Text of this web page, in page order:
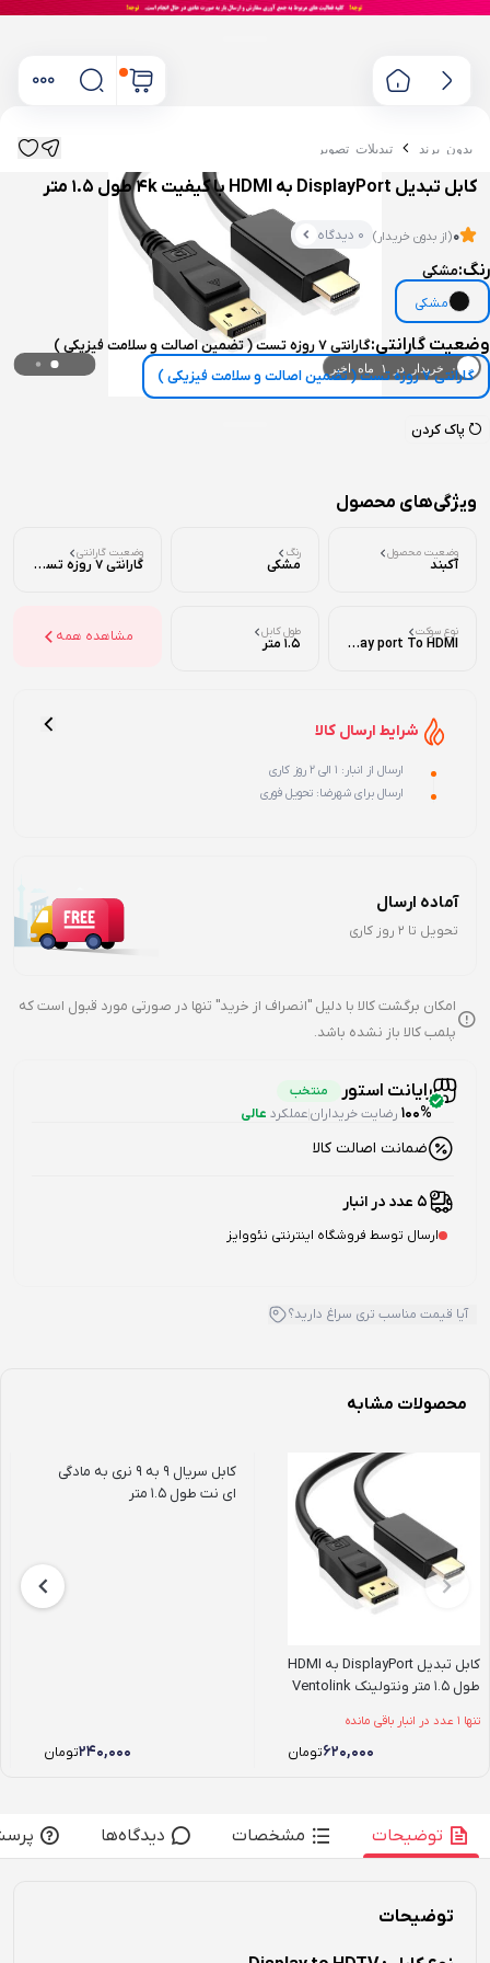
بدون برند تبدیلات تصویر
کابل تبدیل DisplayPort به HDMI با کیفیت 4k طول 1.5 متر
0(از بدون خریدار) 0 دیدگاه
رنگ:مشکی
مشکی
وضعیت گارانتی:گارانتی 7 روزه تست ( تضمین اصالت و سلامت فیزیکی )
گارانتی 7 روزه تست ( تضمین اصالت و سلامت فیزیکی )
پاک کردن
ویژگی‌های محصول
وضعیت محصول
آکبند
رنگ
مشکی
وضعیت گارانتی
گارانتی 7 روزه تست ( تضمین اصالت و سلامت فیزیکی )
نوع سوکت
Display port To HDMI
طول کابل
1.5 متر مشاهده همه
شرایط ارسال کالا
ارسال از انبار: 1 الی 2 روز کاری
ارسال برای شهرضا: تحویل فوری
آماده ارسال
تحویل تا 2 روز کاری
امکان برگشت کالا با دلیل "انصراف از خرید" تنها در صورتی مورد قبول است که
پلمب کالا باز نشده باشد.
رایانت استور منتخب
100% رضایت خریدارانعملکرد عالی
ضمانت اصالت کالا
5 عدد در انبار
ارسال توسط فروشگاه اینترنتی نئووایز
آیا قیمت مناسب تری سراغ دارید؟
محصولات مشابه
کابل تبدیل DisplayPort به HDMI
طول 1.5 متر ونتولینک Ventolink
تنها 1 عدد در انبار باقی مانده
۶۲۰,۰۰۰تومان
کابل سریال 9 به 9 نری به مادگی
ای نت طول ۱.۵ متر
۲۴۰,۰۰۰تومان
توضیحات مشخصات دیدگاه‌ها
توضیحات